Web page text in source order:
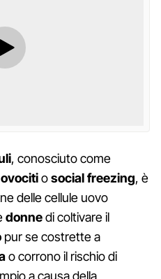
, conosciuto come
osocial freezing, è
delle cellule uovo
donnedi coltivare il
pur se costrette a
o corrono il rischio di
a causa della